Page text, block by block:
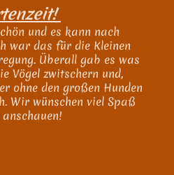
und es kann nach
war das für die Kleinen
Überall gab es was
Vögel zwitschern und,
ohne den großen Hunden
Wir wünschen viel Spaß